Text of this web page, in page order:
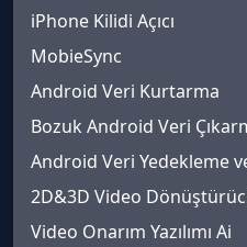
iPhone Kilidi Açıcı
MobieSync
Android Veri Kurtarma
Bozuk Android Veri
Android Veri Yedekleme
2D&3D Video
Video Onarım Yazılımı Ai